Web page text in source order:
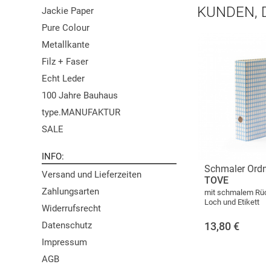
KUNDEN,
Schmaler
TOVE
mit schmalem
Loch und Etikett
13,80 €
Jackie Paper
Pure Colour
Metallkante
Filz + Faser
Echt Leder
100 Jahre Bauhaus
type.MANUFAKTUR
SALE
INFO
Versand und Lieferzeiten
Zahlungsarten
Widerrufsrecht
Datenschutz
Impressum
AGB